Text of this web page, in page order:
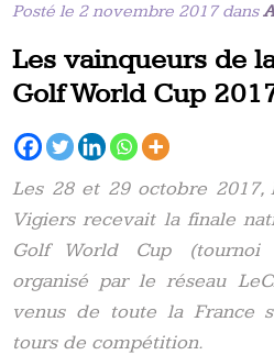
Posté le 2 novembre 2017 dans
Les vainqueurs de
Golf World Cup
Les 28 et 29 octobre 2017,
Vigiers recevait la finale
Golf World Cup (tournoi
organisé par le réseau
venus de toute la France
tours de compétition.